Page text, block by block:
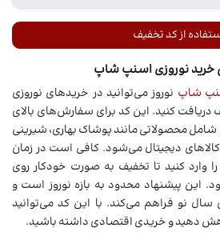
از کد تخفیف
شاپ نوروز می‌توانید در خریدهای نوروزی
تخفیف دریافت کنید. این کد برای سفارش‌های بالای
و شامل محصولاتی مانند پوشاک بهاری، شیرینی
دیجیتال می‌شود. کافی است در زمان
وارد کنید تا تخفیف به صورت خودکار روی
پیشنهاد محدود به بازه نوروز است و
نو فراهم می‌کند. با این کد می‌توانید
دهید و خریدی اقتصادی داشته باشید.